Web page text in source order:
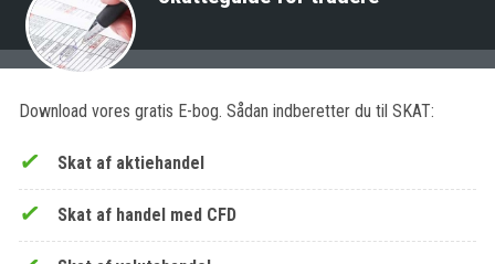
Download vores gratis E-bog. Sådan indberetter du til SKAT:
Skat af aktiehandel
Skat af handel med CFD